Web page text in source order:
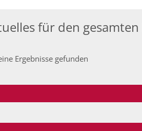
für den
Ergebnisse gefunden